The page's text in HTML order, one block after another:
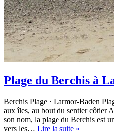
Plage du Berchis à
Berchis Plage · Larmor-Baden
aux îles, au bout du sentier côtier
son nom, la plage du Berchis est
vers les… Lire la suite »